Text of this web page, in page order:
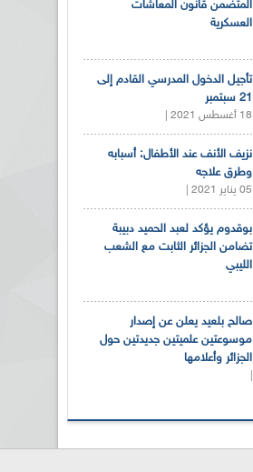
المتضمن قانون المعاشات
العسكرية
تأجيل الدخول المدرسي القادم إلى
21 سبتمبر
18 أغسطس 2021 |
نزيف الأنف عند الأطفال: أسبابه
وطرق علاجه
05 يناير 2021 |
بوقدوم يؤكد لعبد الحميد دبيبة
تضامن الجزائر الثابت مع الشعب
الليبي
صالح بلعيد يعلن عن إصدار
موسوعتين علميتين جديدتين حول
الجزائر وأعلامها